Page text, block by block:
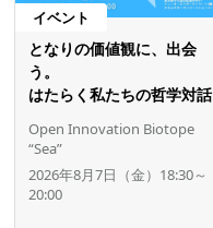
イベント
となりの価値観に、出会
う。
はたらく私たちの哲学対話
Open Innovation Biotope
“Sea”
2026年8月7日（金）18:30～
20:00